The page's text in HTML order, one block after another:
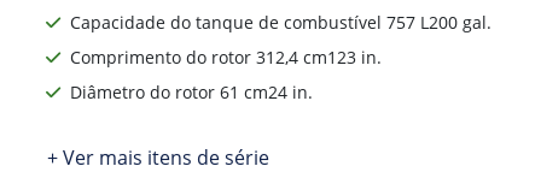
Capacidade do tanque de combustível 757 L200 gal.
Comprimento do rotor 312,4 cm123 in.
Diâmetro do rotor 61 cm24 in.
+ Ver mais itens de série